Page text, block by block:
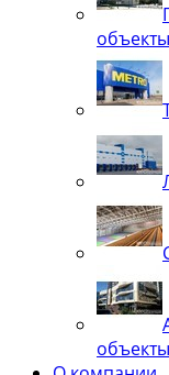
объекты
объекты